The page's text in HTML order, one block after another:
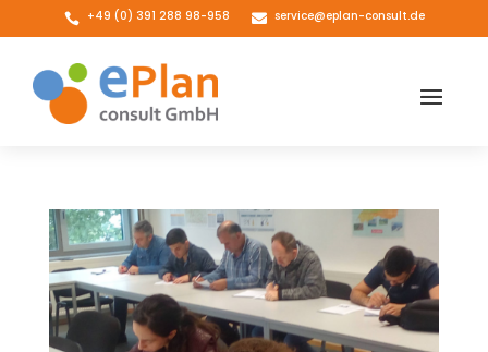
 +49 (0) 391 288 98-958  service@eplan-consult.de